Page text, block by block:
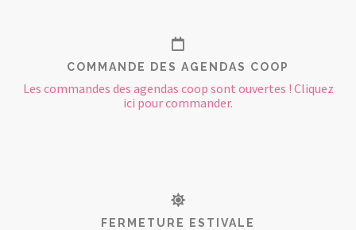
COMMANDE DES AGENDAS COOP
Les commandes des agendas coop sont ouvertes ! Cliquez
ici pour commander.
FERMETURE ESTIVALE